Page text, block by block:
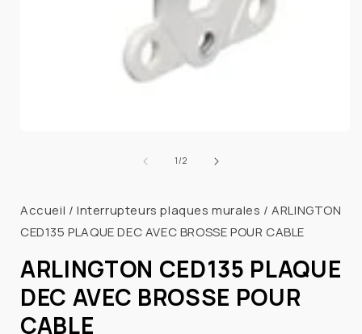
une
fenêtre
modale
1/de
2
Accueil /Interrupteurs plaques murales /ARLINGTON
CED135 PLAQUE DEC AVEC BROSSE POUR CABLE
ARLINGTON CED135 PLAQUE
DEC AVEC BROSSE POUR
CABLE